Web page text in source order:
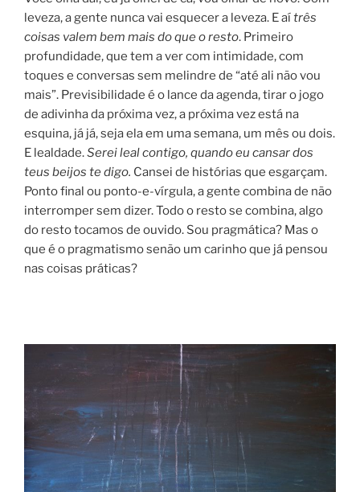
leveza, a gente nunca vai esquecer a leveza. E aítrês
coisas valem bem mais do que o resto. Primeiro
profundidade, que tem a ver com intimidade, com
toques e conversas sem melindre de “até ali não vou
mais”. Previsibilidade é o lance da agenda, tirar o jogo
de adivinha da próxima vez, a próxima vez está na
esquina, já já, seja ela em uma semana, um mês ou dois.
E lealdade.Serei leal contigo, quando eu cansar dos
teus beijos te digo. Cansei de histórias que esgarçam.
Ponto final ou ponto-e-vírgula, a gente combina de não
interromper sem dizer. Todo o resto se combina, algo
do resto tocamos de ouvido. Sou pragmática? Mas o
que é o pragmatismo senão um carinho que já pensou
nas coisas práticas?